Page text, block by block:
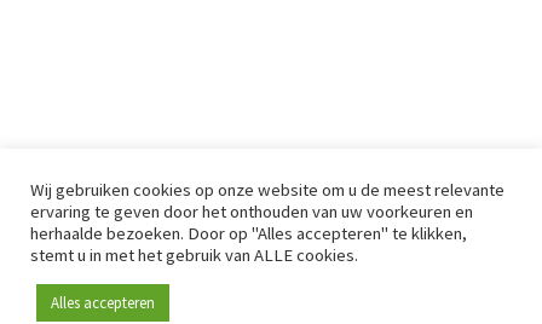
Wij gebruiken cookies op onze website om u de meest relevante
ervaring te geven door het onthouden van uw voorkeuren en
herhaalde bezoeken. Door op "Alles accepteren" te klikken,
stemt u in met het gebruik van ALLE cookies.
Alles accepteren